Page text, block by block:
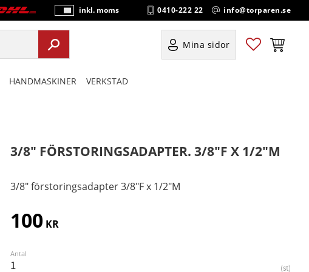
P
ri
s
e
vi
inkl. moms 0410-222 22 info@torparen.se
Mina sidor Favoriter
HANDMASKINER VERKSTAD
3/8" FÖRSTORINGSADAPTER. 3/8"F X 1/2"M
3/8" förstoringsadapter 3/8"F x 1/2"M
100KR
Antal
st